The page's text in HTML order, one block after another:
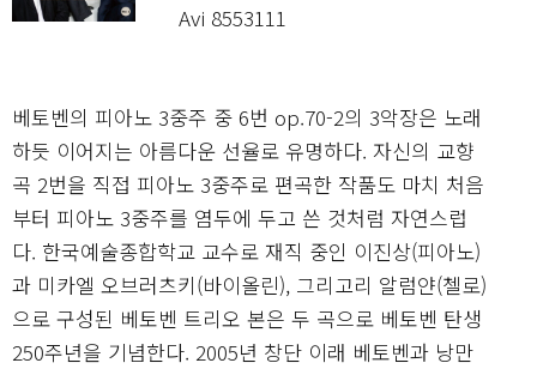
Avi 8553111
베토벤의 피아노 3중주 중 6번 op.70-2의 3악장은 노래
하듯 이어지는 아름다운 선율로 유명하다. 자신의 교향
곡 2번을 직접 피아노 3중주로 편곡한 작품도 마치 처음
부터 피아노 3중주를 염두에 두고 쓴 것처럼 자연스럽
다. 한국예술종합학교 교수로 재직 중인 이진상(피아노)
과 미카엘 오브러츠키(바이올린), 그리고리 알럼얀(첼로)
으로 구성된 베토벤 트리오 본은 두 곡으로 베토벤 탄생
250주년을 기념한다. 2005년 창단 이래 베토벤과 낭만